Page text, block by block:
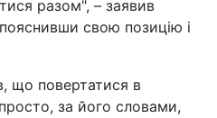
разом", – заявив
свою позицію і
що повертатися в
за його словами,